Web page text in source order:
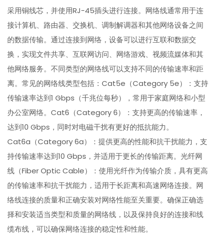
采用铜线芯，并使用RJ-45插头进行连接。网络线通常用于连
接计算机、路由器、交换机、调制解调器和其他网络设备之间
的数据传输。通过连接到网络，设备可以进行互联和数据交
换，实现文件共享、互联网访问、网络游戏、视频流媒体和其
他网络服务。不同类型的网络线可以支持不同的传输速率和距
离。常见的网络线类型包括：Cat5e（Category 5e）：支持
传输速率达到1 Gbps（千兆位每秒），常用于家庭网络和小型
办公室网络。Cat6（Category 6）：支持更高的传输速率，
达到10 Gbps，同时对电磁干扰有更好的抵抗能力。
Cat6a（Category 6a）：提供更高的性能和抗干扰能力，支
持传输速率达到10 Gbps，并适用于更长的传输距离。光纤网
线（Fiber Optic Cable）：使用光纤作为传输介质，具有更高
的传输速率和抗干扰能力，适用于长距离和高速网络连接。网
络线连接的质量和正确安装对网络性能至关重要。确保正确选
择和安装适当类型和质量的网络线，以及保持良好的连接和线
缆布线，可以确保网络连接的稳定性和性能。